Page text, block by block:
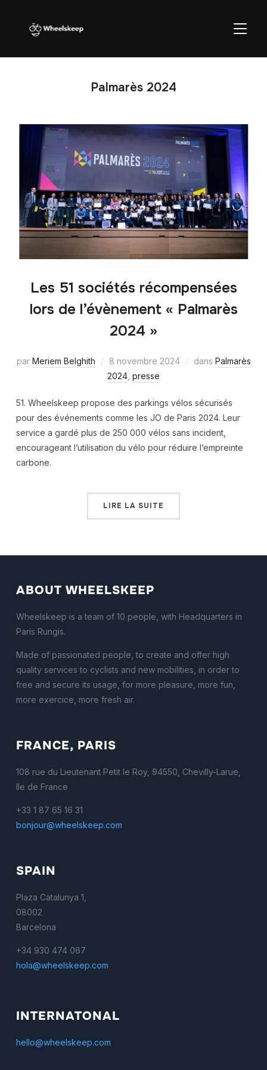
Palmarès 2024
Les 51 sociétés récompensées
lors de l’évènement « Palmarès
2024 »
par Meriem Belghith 8 novembre 2024 dans Palmarès
2024 presse
51. Wheelskeep propose des parkings vélos sécurisés
pour des événements comme les JO de Paris 2024. Leur
service a gardé plus de 250 000 vélos sans incident,
encourageant l’utilisation du vélo pour réduire l’empreinte
carbone.
LIRE LA SUITE
ABOUT WHEELSKEEP
Wheelskeep is a team of 10 people, with Headquarters in
Paris Rungis.
Made of passionated people, to create and offer high
quality services to cyclists and new mobilities, in order to
free and secure its usage, for more pleasure, more fun,
more exercice, more fresh air.
FRANCE, PARIS
108 rue du Lieutenant Petit le Roy, 94550, Chevilly-Larue,
Ile de France
+33 1 87 65 16 31
bonjour@wheelskeep.com
SPAIN
Plaza Catalunya 1,
08002
Barcelona
+34 930 474 067
hola@wheelskeep.com
INTERNATONAL
hello@wheelskeep.com